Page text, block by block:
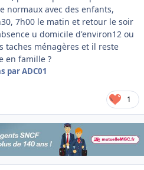
normaux avec des enfants,
7h00 le matin et retour le soir
u domicile d'environ12 ou
taches ménagères et il reste
en famille ?
par ADC01
1